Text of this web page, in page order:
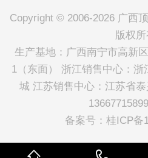
Copyright © 2006-2026 广西
版权所
生产基地：广西南宁市高新
1（东面） 浙江销售中心：
城 江苏销售中心：江苏省
备案号： 桂ICP备